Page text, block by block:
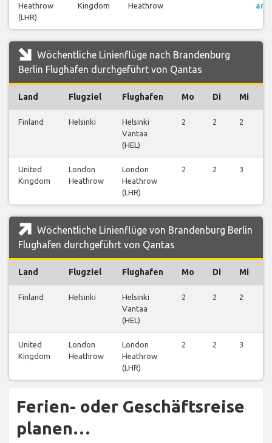
Heathrow
(LHR)
Kingdom
Heathrow
Wöchentliche Linienflüge nach Brandenburg
Berlin Flughafen durchgeführt von Qantas
Land Flugziel Flughafen Mo Di Mi
Finland Helsinki
Helsinki
Vantaa
(HEL)
2 2 2
United
Kingdom
London
Heathrow
London
Heathrow
(LHR)
2 2 3
Wöchentliche Linienflüge von Brandenburg Berlin
Flughafen durchgeführt von Qantas
Land Flugziel Flughafen Mo Di Mi
Finland Helsinki
Helsinki
Vantaa
(HEL)
2 2 2
United
Kingdom
London
Heathrow
London
Heathrow
(LHR)
2 2 3
Ferien- oder Geschäftsreise
planen…